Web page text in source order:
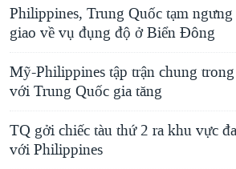
Philippines, Trung Quốc tạm
giao về vụ đụng độ ở Biển Đông
Mỹ-Philippines tập trận chung
với Trung Quốc gia tăng
TQ gởi chiếc tàu thứ 2 ra khu vực
với Philippines